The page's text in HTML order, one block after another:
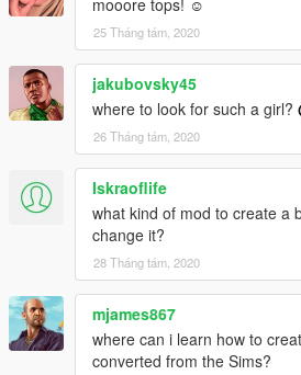
25 Tháng tám, 2020
jakubovsky45
where to look for such a girl?
26 Tháng tám, 2020
Iskraoflife
what kind of mod to create a
change it?
28 Tháng tám, 2020
mjames867
where can i learn how to
converted from the Sims?